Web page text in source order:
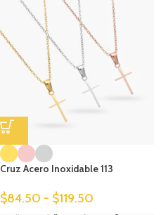
Cruz Acero Inoxidable 113
$84.50 - $119.50